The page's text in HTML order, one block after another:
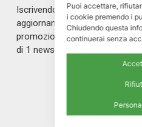
Iscrivendoti alla nostra
aggiornamento sul mondo di
promozioni riservate ai nostri
di 1 newsletter al mese.
Puoi accettare,
i cookie premendo i
Chiudendo questa
continuerai senza